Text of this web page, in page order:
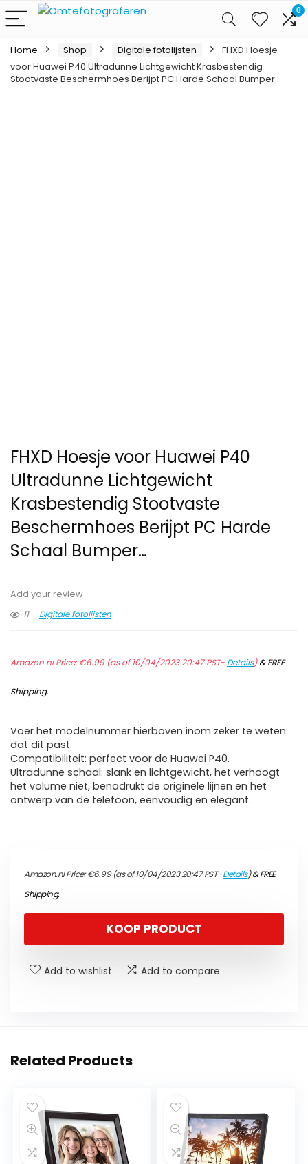
0
Home Shop Digitale fotolijsten
FHXD Hoesje
voor Huawei P40 Ultradunne Lichtgewicht Krasbestendig
Stootvaste Beschermhoes Berijpt PC Harde Schaal Bumper…
FHXD Hoesje voor Huawei P40
Ultradunne Lichtgewicht
Krasbestendig Stootvaste
Beschermhoes Berijpt PC Harde
Schaal Bumper…
Add your review
11
Digitale fotolijsten
Amazon.nl Price:€6.99(as of 10/04/2023 20:47 PST- Details)&FREE
Shipping.
Voer het modelnummer hierboven inom zeker te weten
dat dit past.
Compatibiliteit: perfect voor de Huawei P40.
Ultradunne schaal: slank en lichtgewicht, het verhoogt
het volume niet, benadrukt de originele lijnen en het
ontwerp van de telefoon, eenvoudig en elegant.
Amazon.nl Price:€6.99(as of 10/04/2023 20:47 PST-Details)&FREE
Shipping.
KOOP PRODUCT
Add to wishlist Add to compare
Related Products